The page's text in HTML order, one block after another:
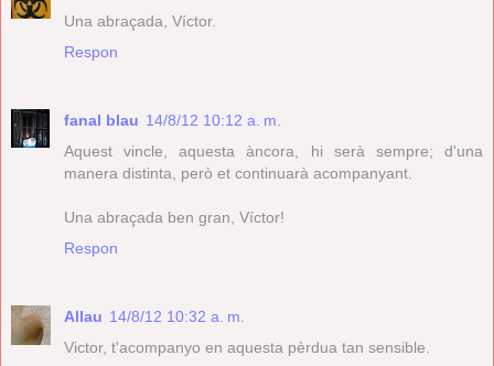
Una abraçada, Víctor.
Respon
fanal blau 14/8/12 10:12 a. m.
Aquest vincle, aquesta àncora, hi serà sempre; d'una
manera distinta, però et continuarà acompanyant.
Una abraçada ben gran, Víctor!
Respon
Allau 14/8/12 10:32 a. m.
Victor, t'acompanyo en aquesta pèrdua tan sensible.